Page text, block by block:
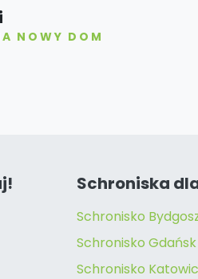
NOWY DOM
Schroniska
Schronisko
Schronisko Gdańsk
Schronisko